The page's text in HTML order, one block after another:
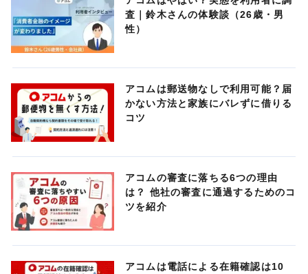
査｜鈴木さんの体験談（26歳・男
性）
アコムは郵送物なしで利用可能？届
かない方法と家族にバレずに借りる
コツ
アコムの審査に落ちる6つの理由
は？ 他社の審査に通過するためのコ
ツを紹介
アコムは電話による在籍確認は10